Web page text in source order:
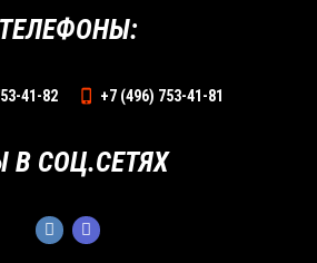
ТЕЛЕФОНЫ:
41-82 +7 (496) 753-41-81
В СОЦ.СЕТЯХ